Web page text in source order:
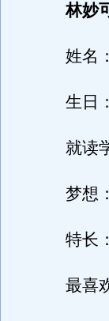
林妙
姓名：
生日：
就读学
梦想：
特长：
最喜欢